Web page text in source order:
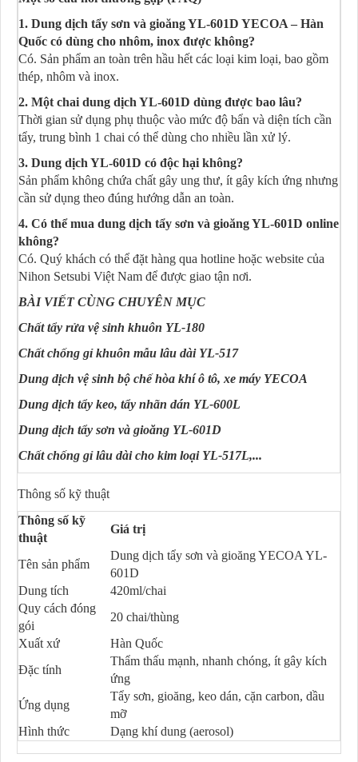
1. Dung dịch tẩy sơn và gioăng YL-601D YECOA – Hàn
Quốc có dùng cho nhôm, inox được không?
Có. Sản phẩm an toàn trên hầu hết các loại kim loại, bao gồm
thép, nhôm và inox.
2. Một chai dung dịch YL-601D dùng được bao lâu?
Thời gian sử dụng phụ thuộc vào mức độ bẩn và diện tích cần
tẩy, trung bình 1 chai có thể dùng cho nhiều lần xử lý.
3. Dung dịch YL-601D có độc hại không?
Sản phẩm không chứa chất gây ung thư, ít gây kích ứng nhưng
cần sử dụng theo đúng hướng dẫn an toàn.
4. Có thể mua dung dịch tẩy sơn và gioăng YL-601D online
không?
Có. Quý khách có thể đặt hàng qua hotline hoặc website của
Nihon Setsubi Việt Nam để được giao tận nơi.
BÀI VIẾT CÙNG CHUYÊN MỤC
Chất tẩy rửa vệ sinh khuôn YL-180
Chất chống gỉ khuôn mẫu lâu dài YL-517
Dung dịch vệ sinh bộ chế hòa khí ô tô, xe máy YECOA
Dung dịch tẩy keo, tẩy nhãn dán YL-600L
Dung dịch tẩy sơn và gioăng YL-601D
Chất chống gỉ lâu dài cho kim loại YL-517L,...
Thông số kỹ thuật
Thông số kỹ
thuật
Giá trị
Tên sản phẩm
Dung dịch tẩy sơn và gioăng YECOA YL-
601D
Dung tích
420ml/chai
Quy cách đóng
gói
20 chai/thùng
Xuất xứ
Hàn Quốc
Đặc tính
Thẩm thấu mạnh, nhanh chóng, ít gây kích
ứng
Ứng dụng
Tẩy sơn, gioăng, keo dán, cặn carbon, dầu
mỡ
Hình thức
Dạng khí dung (aerosol)